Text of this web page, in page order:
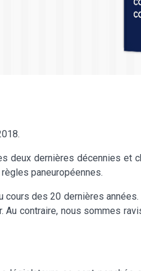
deux dernières décennies et
paneuropéennes.
des 20 dernières
contraire, nous sommes